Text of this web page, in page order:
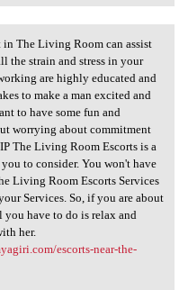
in The
The Living Room can assist
the strain and stress in your
are highly educated and
to make a man excited and
to have some fun and
worrying about commitment
The Living Room Escorts is a
to consider. You won't have
Living Room Escorts Services
Services. So, if you are about
have to do is relax and
her.
escorts-near-the-